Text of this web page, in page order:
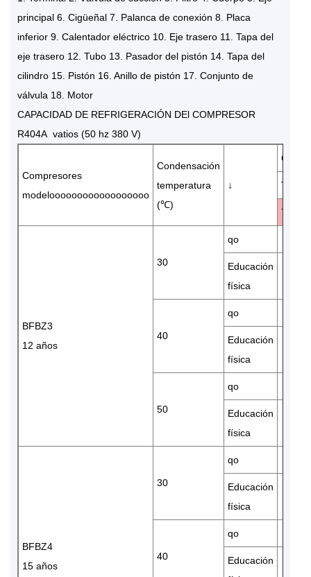
principal 6. Cigüeñal 7. Palanca de conexión 8. Placa
inferior 9. Calentador eléctrico 10. Eje trasero 11. Tapa del
eje trasero 12. Tubo 13. Pasador del pistón 14. Tapa del
cilindro 15. Pistón 16. Anillo de pistón 17. Conjunto de
válvula 18. Motor
CAPACIDAD DE REFRIGERACIÓN DEl COMPRESOR
R404A vatios (50 hz 380 V)
Compresores
modeloooooooooooooooooo
Condensación
temperatura
(℃)
↓
7.5
BFBZ3
12 años
30
qo
Educación
física
40
qo
Educación
física
50
qo
Educación
física
BFBZ4
15 años
30
qo
Educación
física
40
qo
Educación